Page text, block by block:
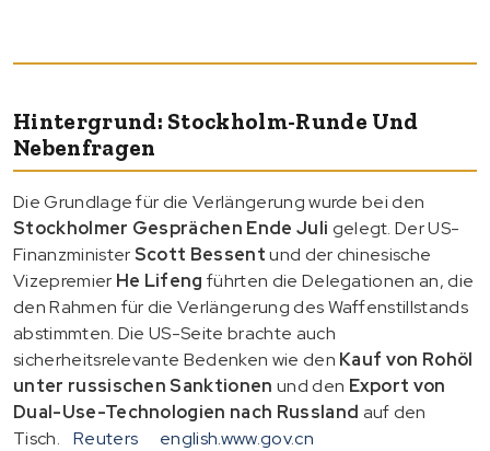
Hintergrund: Stockholm-Runde Und
Nebenfragen
Die Grundlage für die Verlängerung wurde bei den
Stockholmer Gesprächen Ende Juli gelegt. Der US-
FinanzministerScott Bessentund der chinesische
Vizepremier He Lifeng führten die Delegationen an, die
den Rahmen für die Verlängerung des Waffenstillstands
abstimmten. Die US-Seite brachte auch
sicherheitsrelevante Bedenken wie den Kauf von Rohöl
unter russischen Sanktionen und den Export von
Dual-Use-Technologien nach Russland auf den
Tisch.
Reuters english.www.gov.cn